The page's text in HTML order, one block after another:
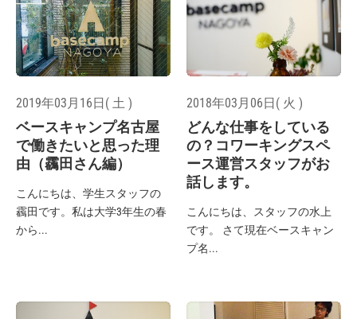
2019年03月16日( 土 )
ベースキャンプ名古屋
で働きたいと思った理
由（靏田さん編）
こんにちは、学生スタッフの
靏田です。私は大学3年生の春
から...
2018年03月06日( 火 )
どんな仕事をしている
の？コワーキングスペ
ース運営スタッフがお
話します。
こんにちは、スタッフの水上
です。 さて現在ベースキャン
プ名...